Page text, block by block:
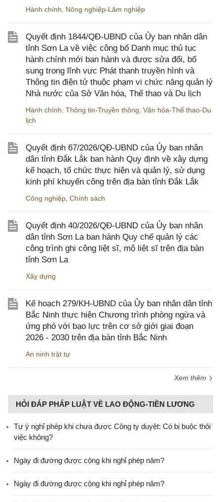
Hành chính Nông nghiệp-Lâm nghiệp
Quyết định 1844/QĐ-UBND của Ủy ban nhân dân
tỉnh Sơn La về việc công bố Danh mục thủ tục
hành chính mới ban hành và được sửa đổi, bổ
sung trong lĩnh vực Phát thanh truyền hình và
Thông tin điện tử thuộc phạm vi chức năng quản lý
Nhà nước của Sở Văn hóa, Thể thao và Du lịch
Hành chính Thông tin-Truyền thông Văn hóa-Thể thao-Du
lịch
Quyết định 67/2026/QĐ-UBND của Ủy ban nhân
dân tỉnh Đắk Lắk ban hành Quy định về xây dựng
kế hoạch, tổ chức thực hiện và quản lý, sử dụng
kinh phí khuyến công trên địa bàn tỉnh Đắk Lắk
Công nghiệp Chính sách
Quyết định 40/2026/QĐ-UBND của Ủy ban nhân
dân tỉnh Sơn La ban hành Quy chế quản lý các
công trình ghi công liệt sĩ, mộ liệt sĩ trên địa bàn
tỉnh Sơn La
Xây dựng
Kế hoạch 279/KH-UBND của Ủy ban nhân dân tỉnh
Bắc Ninh thực hiện Chương trình phòng ngừa và
ứng phó với bạo lực trên cơ sở giới giai đoạn
2026 - 2030 trên địa bàn tỉnh Bắc Ninh
An ninh trật tự
Xem thêm
HỎI ĐÁP PHÁP LUẬT VỀ LAO ĐỘNG-TIỀN LƯƠNG
Tự ý nghỉ phép khi chưa được Công ty duyệt: Có bị buộc thôi
việc không?
Ngày đi đường được cộng khi nghỉ phép năm?
Ngày đi đường được cộng khi nghỉ phép năm?